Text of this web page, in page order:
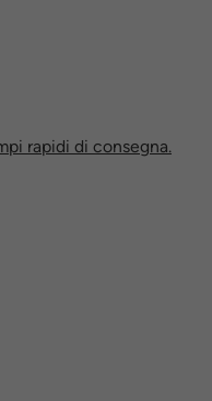
rapidi di consegna.